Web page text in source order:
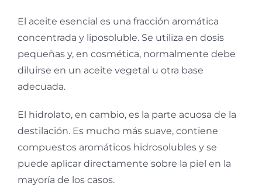
El aceite esencial es una fracción aromática
concentrada y liposoluble. Se utiliza en dosis
pequeñas y, en cosmética, normalmente debe
diluirse en un aceite vegetal u otra base
adecuada.
El hidrolato, en cambio, es la parte acuosa de la
destilación. Es mucho más suave, contiene
compuestos aromáticos hidrosolubles y se
puede aplicar directamente sobre la piel en la
mayoría de los casos.